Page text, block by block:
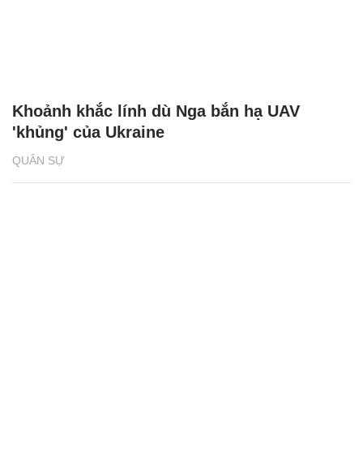
QUÂN SỰ
Khoảnh khắc lính dù Nga bắn hạ UAV
'khủng' của Ukraine